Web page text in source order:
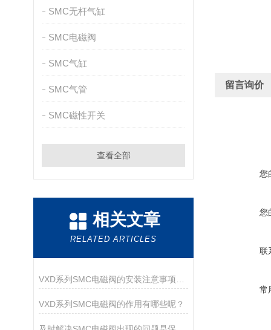
SMC无杆气缸
SMC电磁阀
SMC气缸
SMC气管
SMC磁性开关
查看全部
相关文章
RELATED ARTICLES
VXD系列SMC电磁阀的作用有哪些呢？
留言询价
您
您
联
常